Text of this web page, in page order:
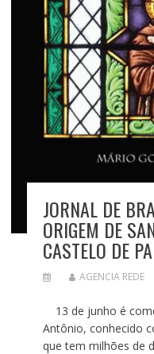
JORNAL DE
ORIGEM DE
CASTELO DE
AGENCIA REDE
13 de junho é
Antônio, conhecido
que tem milhões de